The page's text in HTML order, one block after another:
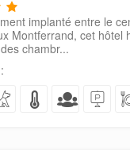
implanté entre le
Montferrand, cet hôtel
chambr...